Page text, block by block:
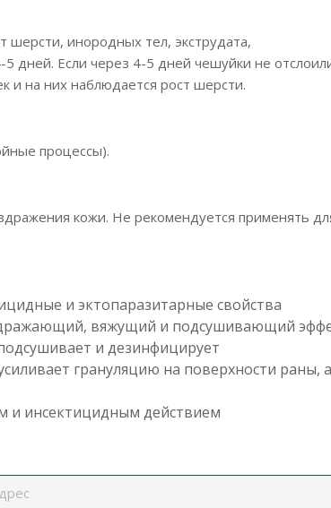
шерсти, инородных тел, экструдата,
дней. Если через 4-5 дней чешуйки не
и на них наблюдается рост шерсти.
процессы).
кожи. Не рекомендуется применять
и эктопаразитарные свойства
вяжущий и подсушивающий
и дезинфицирует
грануляцию на поверхности раны, а
и инсектицидным действием